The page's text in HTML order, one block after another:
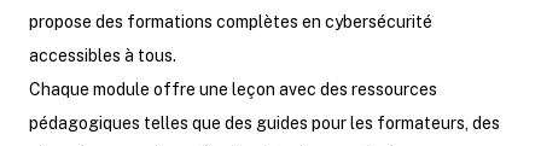
propose des formations complètes en cybersécurité
accessibles à tous.
Chaque module offre une leçon avec des ressources
pédagogiques telles que des guides pour les formateurs, des